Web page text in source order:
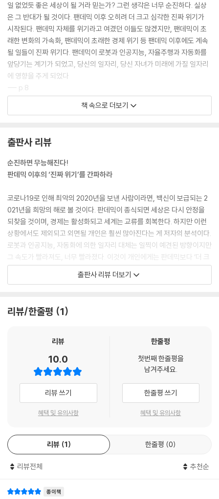
일 없었듯 좋은 세상이 될 거라 믿는가? 그런 생각은 너무 순진하다. 실상
은 그 반대가 될 것이다. 팬데믹 이후 오히려 더 크고 심각한 진짜 위기가
시작된다. 팬데믹 자체를 위기라고 여겼던 이들도 많겠지만, 팬데믹이 초
래한 변화의 가속화, 팬데믹이 초래한 경제 위기 등 팬데믹 이후에도 계속
될 일들이 진짜 위기다. 팬데믹이 로봇과 인공지능, 자율주행과 자동화를
앞당기는 계기가 되었고, 당신의 일자리, 당신 자녀가 미래에 가질 일자리
에 영향을 주게 되었다
--- p.8
하지만 로봇과 인공지능, 자동화를 채택할 주체는 노동자가 아니라 기업이
수 있는 기술이 나올 경우, 거의 예외없이 그 유혹을 뿌리치지 못한다”면
서, 인공지능을 탑재한 로봇이 사람과 일자리를 두고 경쟁하는 시대가 필
연적이라고 얘기했다.
프로페셔널 스튜던트가 되려면 스스로에게 솔직해져야 한다. 각자 프로페
셔널 스튜던트로서 얻을 결과나 목적은 다를 수 있다. 적어도 자신에게 솔
직하면 뭘 원하는지, 어떤 공부에 집중할지도 좀 더 명확해진다. 남에게 보
여주기 위한 공부가 아니라 진짜 자신에게 이득이 되고, 자신이 몰입할 수
있는 공부를 선택해야 한다.
--- p.55
2020년 7월 국내 핀테크 기업 토스TOSS가 개발자를 채용할 때 대학 학
신입을 포함한 경력 3년 이하 개발자 공채를 했는데, 서류 평가 절차를 없
것이다. 이 과정에서 합격자들을 대상으로 테크 인터뷰를 했는데, 이때 자
유 양식의 입사지원서를 제출했다. 그동안 대졸 공채를 해왔던 기업들이 1
차에서 서류심사와 필기시험을 친 것과는 다른 방식이다. 서류를 처음이
아니라 마지막에 제출하는 건데, 실력 자체를 우선적으로 평가하는 셈이
--- p. 68-69
전공 석박사 과정을 개설한다. 포스코와 SK하이닉스가 학비 전액은 물론
교육 자원을 지원하는 전공인데, SK하이닉스 트랙으로 선발되면 학위 취
득 후 바로 SK하이닉스 입사도 보장해준다. 기업이 투자하는 이유는 기업
--- p.89
책 속으로 더보기
출판사 리뷰
순진하면 무능해진다!
판데믹 이후의 ‘진짜 위기’를 간파하라
코로나19로 인해 최악의 2020년을 보낸 사람이라면, 백신이 보급되는 2
021년을 희망의 해로 볼 것이다. 판데믹이 종식되면 세상은 다시 안정을
되찾을 것이며, 경제는 활성화되고 세계는 교류를 회복한다. 하지만 이런
상황에서도 제외되고 외면될 개인은 훨씬 많아진다는 게 저자의 분석이다.
로봇과 인공지능, 자동화에 의한 일자리 대체는 일찍이 예견된 방향이지만
그 속도가 빨라져도, 너무 빨라졌다. 이것이 개인에게는 판데믹보다 ‘더 크
고 심각한 위기’가 될 것이다.
사무직의 업무자동화를 가속화하고 있다. 트렌드 분석가인 저자는 이러한
적이고 생생하게 증언해낸다. 이어 이러한 세상의 변화가 결코 약자인 개
건을 통찰하고 진짜 실력자가 되기 위한 ‘프로페셔널 스튜던트’의 길을 제
프로페셔널 스튜던트는 지금까지 해오던 관성을 철저히 벗어나는 것이다.
경쟁이나 합격을 위한 공부로는 로봇을 이길 수 없다. 어떠한 위기에도 살
아남는 독자적 콘텐츠를 개발하기 위해서는 남에게 보여주기 위한 공부가
한다. 또한 거듭, 거듭 자신이 얻은 배움을 업데이트할 수도 있어야 한다.
미래학자, 제이슨 셍커는 이러한 미래를 다음과 같은 말로 함축했다. “미래
의 수혜자는 (중략) 평생교육을 넘어 ‘직업이 학생(Professional Stude
nt)’인 사람들입니다.”
왜 대학은 무너지는가? 미래학교는 어떻게 달라지나?
출판사 리뷰 더보기
리뷰/한줄평 1
리뷰
10.0
리뷰 쓰기
혜택 및 유의사항
한줄평
첫번째 한줄평을
남겨주세요.
한줄평 쓰기
혜택 및 유의사항
리뷰 1 한줄평 0
리뷰전체 추천순
종이책